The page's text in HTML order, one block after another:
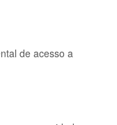
de acesso a